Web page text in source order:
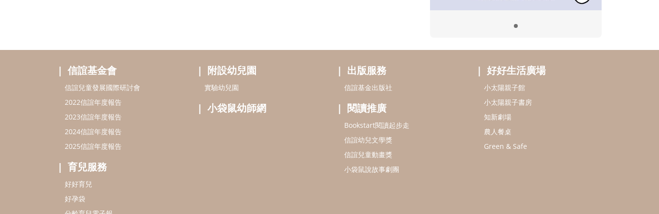
信誼基金會
信誼兒童發展國際研討會
2022信誼年度報告
2023信誼年度報告
2024信誼年度報告
2025信誼年度報告
育兒服務
好好育兒
好孕袋
附設幼兒園
實驗幼兒園
小袋鼠幼師網
出版服務
信誼基金出版社
閱讀推廣
Bookstart閱讀起步走
信誼幼兒文學獎
信誼兒童動畫獎
小袋鼠說故事劇團
好好生活廣場
小太陽親子館
小太陽親子書房
知新劇場
農人餐桌
Green & Safe